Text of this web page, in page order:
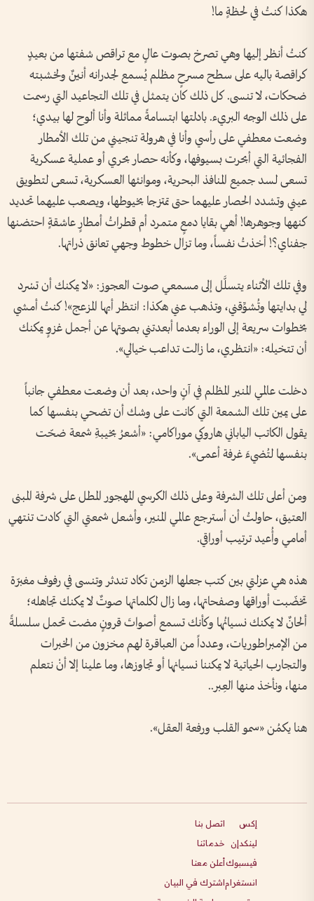
هكذا كنتُ في لحظةٍ ما!
كنتُ أنظر إليها وهي تصرخ بصوت عالٍ مع تراقص شفتها من بعيدٍ
كراقصة باليه على سطح مسرحٍ مظلم يُسمع لجدرانه أنينٌ ولخشبته
ضحكات، لا تنسى. كل ذلك كان يتمثل في تلك التجاعيد التي رسمت
على ذلك الوجه البريء. بادلتها ابتسامةً مماثلة وأنا ألوح لها بيدي؛
وضعت معطفي على رأسي وأنا في هرولة تنجيني من تلك الأمطار
الفجائية التي أبحرت بسيوفها، وكأنه حصار بحري أو عملية عسكرية
تسعى لسد جميع المنافذ البحرية، وموانئها العسكرية، تسعى لتطويق
عيني وتشدد الحصار عليهما حتى تمتزجا بخيوطها، ويصعب عليهما تحديد
كنهها وجوهرها! أهي بقايا دمعٍ متمرد أم قطراتُ أمطارٍ عاشقةٍ احتضنها
جفناي؟! أخذتُ نفساً، وما تزال خطوط وجهي تعانق ذراتها.
وفي تلك الأثناء يتسلَّل إلى مسمعي صوت العجوز: «لا يمكنك أن تسْرد
لي بدايتها وتُشوِّقني، وتذهب عني هكذا: انتظر أيها المزعج»! كنتُ أمشي
بخطوات سريعة إلى الوراء بعدما أبعدتني بصوتها عن أجمل غزوٍ يمكنك
أن تتخيله: «انتظري، ما زالت تداعب خيالي».
دخلت عالمي المنير المظلم في آنٍ واحد، بعد أن وضعت معطفي جانباً
على يمين تلك الشمعة التي كانت على وشك أن تضحي بنفسها كما
يقول الكاتب الياباني هاروكي موراكامي: «أشعرُ بخيبةِ شمعة ضحّت
بنفسها لتُضيءَ غرفة أعمى».
ومن أعلى تلك الشرفة وعلى ذلك الكرسي المهجور المطل على شرفة المبنى
العتيق، حاولتُ أن أسترجع عالمي المنير، وأشعل شمعتي التي كادت تنتهي
أمامي وأُعيد ترتيب أوراقي.
هذه هي عزلتي بين كتب جعلها الزمن تكاد تندثر وتنسى في رفوف مغبرّة
تخضّبت أوراقها وصفحاتها، وما زال لكلماتها صوتٌ لا يمكنك تجاهله؛
ألحانٌ لا يمكنك نسيانُها وكأنك تسمع أصواتَ قرونٍ مضت تحمل سلسلةً
من الإمبراطوريات، وعدداً من العباقرة لهم مخزون من الخبرات
والتجارب الحياتية لا يمكننا نسيانها أو تجاوزها، وما علينا إلا أنْ نتعلم
منها، ونأخذ منها العِبر..
هنا يكمُن «سمو القلب ورفعة العقل».
إكس
لينكدإن
فيسبوك
انستغرام
اتصل بنا
خدماتنا
أعلن معنا
اشترك في البيان